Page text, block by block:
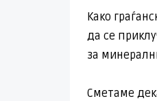
Како
да се
за
Сметаме